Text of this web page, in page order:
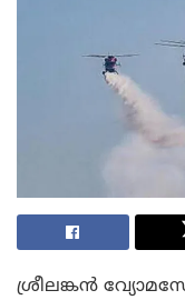
ശ്രീലങ്കന്‍